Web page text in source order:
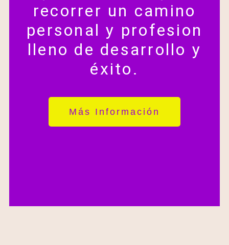
recorrer un camino
personal y profesion
lleno de desarrollo y
éxito.
Más Información